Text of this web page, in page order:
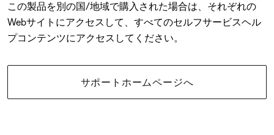
この製品を別の国/地域で購入された場合は、それぞれの
Webサイトにアクセスして、すべてのセルフサービスヘル
プコンテンツにアクセスしてください。
サポートホームページへ